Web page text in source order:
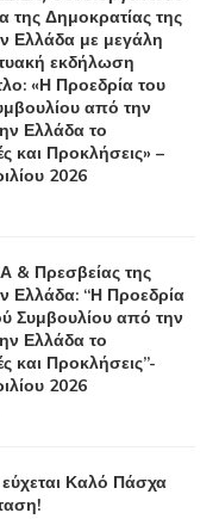
της Δημοκρατίας της
Ελλάδα με μεγάλη
εκδήλωση
«Η Προεδρία του
από την
Ελλάδα το
και Προκλήσεις» –
2026
& Πρεσβείας της
Ελλάδα: “Η Προεδρία
Συμβουλίου από την
Ελλάδα το
και Προκλήσεις”-
2026
Καλό Πάσχα